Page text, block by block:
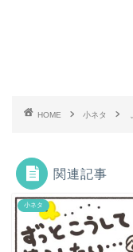
HOME 小ネタ
関連記事
小ネタ